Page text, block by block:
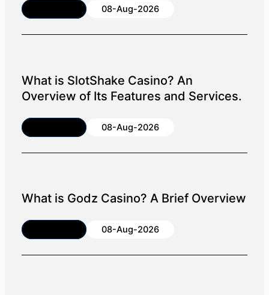
08-Aug-2026
What is SlotShake Casino? An
Overview of Its Features and Services.
08-Aug-2026
What is Godz Casino? A Brief Overview
08-Aug-2026